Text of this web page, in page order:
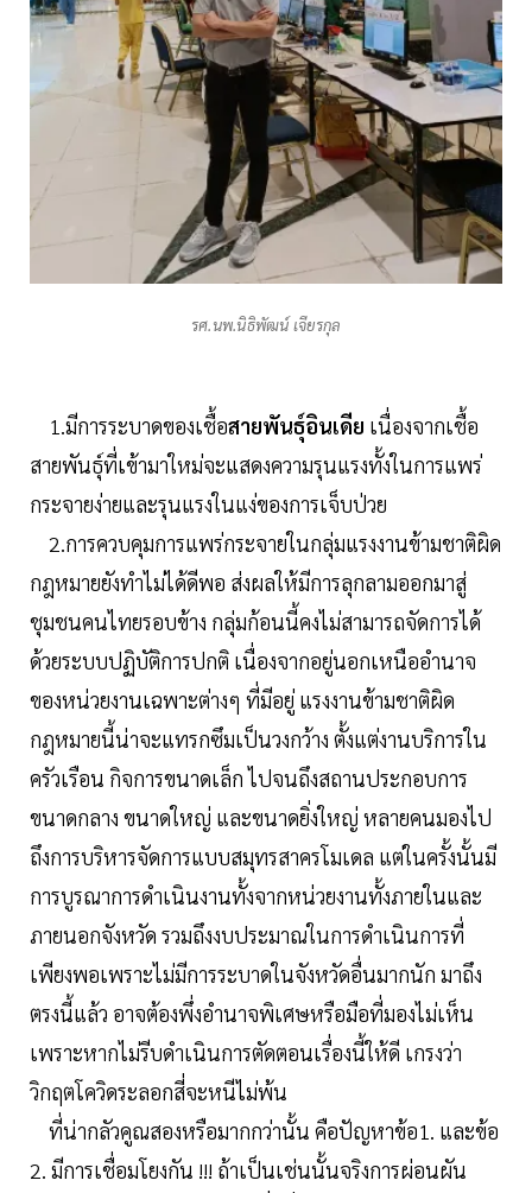
รศ.นพ.นิธิพัฒน์ เจียรกุล
1.มีการระบาดของเชื้อสายพันธุ์อินเดีย เนื่องจากเชื้อ
สายพันธุ์ที่เข้ามาใหม่จะแสดงความรุนแรงทั้งในการแพร่
กระจายง่ายและรุนแรงในแง่ของการเจ็บป่วย
2.การควบคุมการแพร่กระจายในกลุ่มแรงงานข้ามชาติผิด
กฎหมายยังทำไม่ได้ดีพอ ส่งผลให้มีการลุกลามออกมาสู่
ชุมชนคนไทยรอบข้าง กลุ่มก้อนนี้คงไม่สามารถจัดการได้
ด้วยระบบปฏิบัติการปกติ เนื่องจากอยู่นอกเหนืออำนาจ
ของหน่วยงานเฉพาะต่างๆ ที่มีอยู่ แรงงานข้ามชาติผิด
กฎหมายนี้น่าจะแทรกซึมเป็นวงกว้าง ตั้งแต่งานบริการใน
ครัวเรือน กิจการขนาดเล็ก ไปจนถึงสถานประกอบการ
ขนาดกลาง ขนาดใหญ่ และขนาดยิ่งใหญ่ หลายคนมองไป
ถึงการบริหารจัดการแบบสมุทรสาครโมเดล แต่ในครั้งนั้นมี
การบูรณาการดำเนินงานทั้งจากหน่วยงานทั้งภายในและ
ภายนอกจังหวัด รวมถึงงบประมาณในการดำเนินการที่
เพียงพอเพราะไม่มีการระบาดในจังหวัดอื่นมากนัก มาถึง
ตรงนี้แล้ว อาจต้องพึ่งอำนาจพิเศษหรือมือที่มองไม่เห็น
เพราะหากไม่รีบดำเนินการตัดตอนเรื่องนี้ให้ดี เกรงว่า
วิกฤตโควิดระลอกสี่จะหนีไม่พ้น
ที่น่ากลัวคูณสองหรือมากกว่านั้น คือปัญหาข้อ1. และข้อ
2. มีการเชื่อมโยงกัน !!! ถ้าเป็นเช่นนั้นจริงการผ่อนผัน